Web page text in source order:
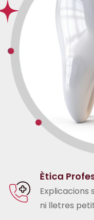
Ètica
Explicacions
ni lletres